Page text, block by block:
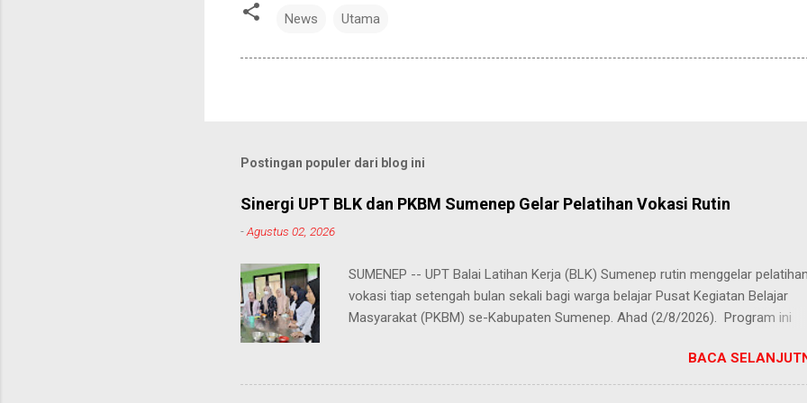
News Utama
Postingan populer dari blog ini
Sinergi UPT BLK dan PKBM Sumenep Gelar Pelatihan Vokasi Rutin
-Agustus 02, 2026
SUMENEP -- UPT Balai Latihan Kerja (BLK) Sumenep rutin menggelar pelatihan
vokasi tiap setengah bulan sekali bagi warga belajar Pusat Kegiatan Belajar
Masyarakat (PKBM) se-Kabupaten Sumenep. Ahad (2/8/2026). Program ini
hingga kejuruan lainnya yang bebas dipilih peserta sesuai bakat dan minat
masing. Kehadiran program ini disambut hangat para peserta. Salah satunya
BACA